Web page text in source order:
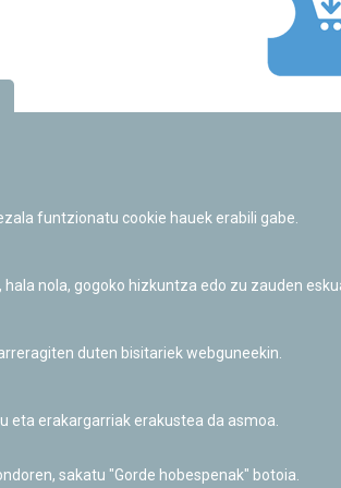
funtzionatu cookie hauek erabili gabe.
nola, gogoko hizkuntza edo zu zauden
duten bisitariek webguneekin.
erakargarriak erakustea da asmoa.
sakatu "Gorde hobespenak" botoia.